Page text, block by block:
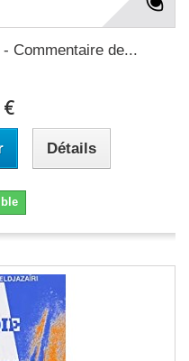
Commentaire de...
Détails